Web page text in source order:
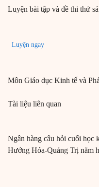
Luyện bài tập và đề thi thử
Luyện ngay
Môn Giáo dục Kinh tế và
Tài liệu liên quan
Ngân hàng câu hỏi cuối
Hướng Hóa-Quảng Trị năm